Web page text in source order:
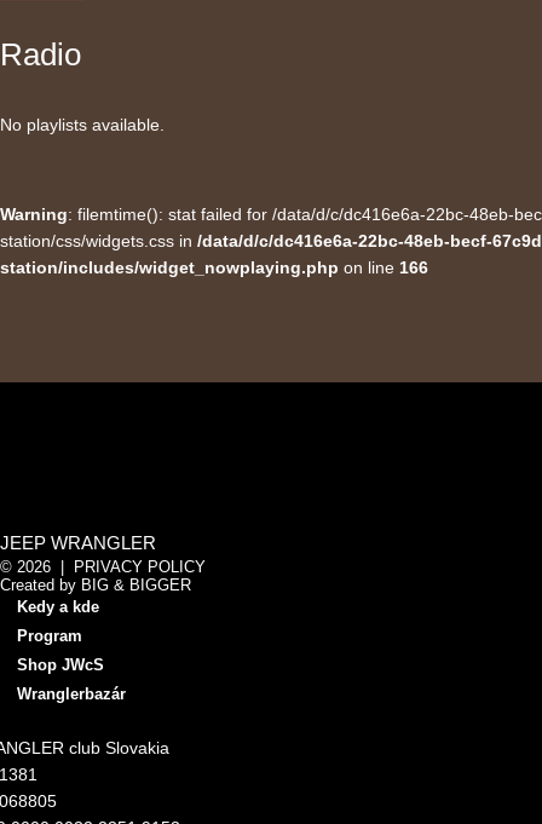
Radio
No playlists available.
Warning: filemtime(): stat failed for /data/d/c/dc416e6a-22bc-48eb-
station/css/widgets.css in /data/d/c/dc416e6a-22bc-48eb-becf-
station/includes/widget_nowplaying.php on line 166
JEEP WRANGLER
© 2026 |
PRIVACY POLICY
Created by BIG & BIGGER
Kedy a kde
Program
Shop JWcS
Wranglerbazár
club Slovakia